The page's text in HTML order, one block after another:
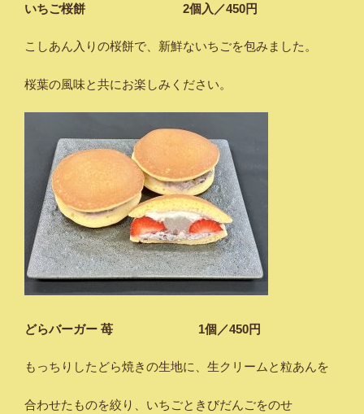
いちご桜餅 2個入／450円
こしあん入りの桜餅で、新鮮ないちごを包みました。
桜葉の風味と共にお楽しみください。
どらバーガー 苺 1個／450円
もっちりしたどら焼きの生地に、生クリームと粒あんを
合わせたものを絞り、いちごときびだんごをのせ